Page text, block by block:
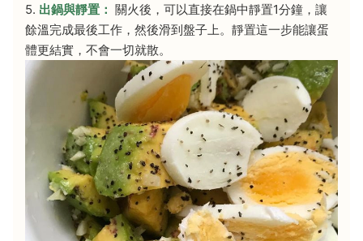
5. 出鍋與靜置： 關火後，可以直接在鍋中靜置1分鐘，讓
餘溫完成最後工作，然後滑到盤子上。靜置這一步能讓蛋
體更結實，不會一切就散。